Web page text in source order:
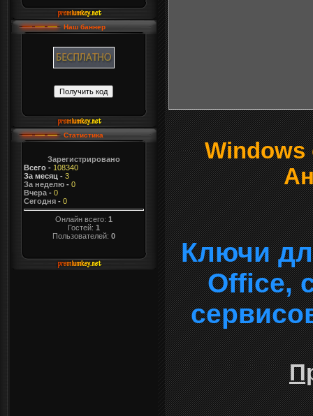
Наш баннер
Статистика
Зарегистрировано
Всего- 108340
За месяц - 3
За неделю- 0
Вчера- 0
Сегодня- 0
Онлайн всего: 1
Гостей: 1
Пользователей: 0
Windows
Ключи
Office,